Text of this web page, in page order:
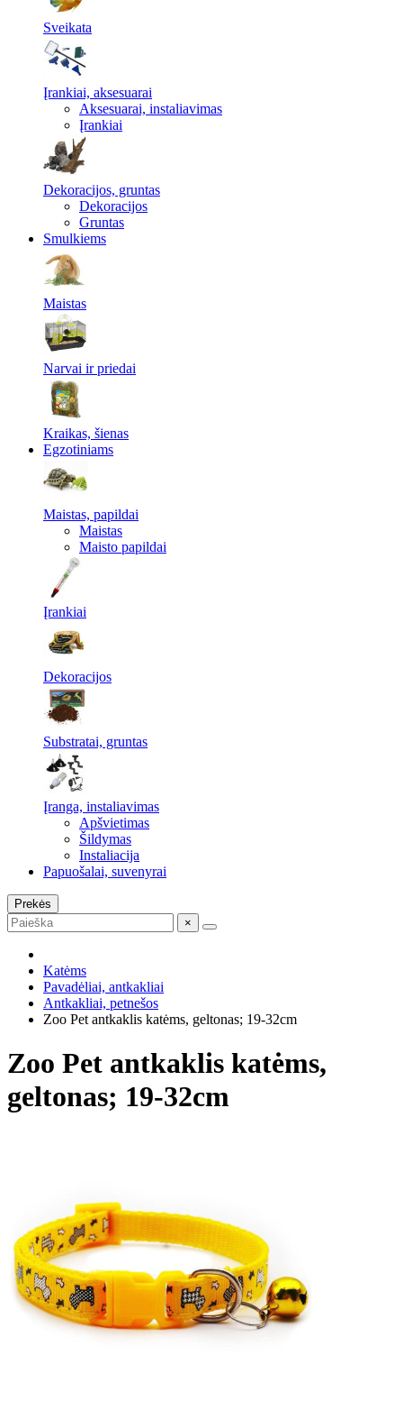
Sveikata
Įrankiai, aksesuarai
Aksesuarai, instaliavimas
Įrankiai
Dekoracijos, gruntas
Dekoracijos
Gruntas
Smulkiems
Maistas
Narvai ir priedai
Kraikas, šienas
Egzotiniams
Maistas, papildai
Maistas
Maisto papildai
Įrankiai
Dekoracijos
Substratai, gruntas
Įranga, instaliavimas
Apšvietimas
Šildymas
Instaliacija
Papuošalai, suvenyrai
Prekės
×
Katėms
Pavadėliai, antkakliai
Antkakliai, petnešos
Zoo Pet antkaklis katėms, geltonas; 19-32cm
Zoo Pet antkaklis katėms,
geltonas; 19-32cm